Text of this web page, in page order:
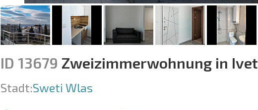
ID 13679 Zweizimmerwohnung in Ivet
Stadt:Sweti Wlas